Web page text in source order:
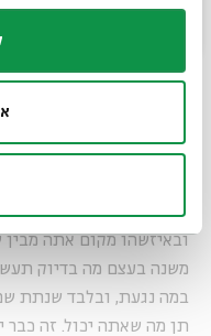
השבוע חלף ט' באב שבו
החריבה את בית המקדש
שום דבר לא קשור, אבל
ובאיזשהו מקום אתה
משנה בעצם מה בדיוק
במה נגעת, ובלבד שנתת
תן מה שאתה יכול. זה כבר